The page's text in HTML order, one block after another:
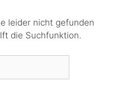
leider nicht gefunden
die Suchfunktion.